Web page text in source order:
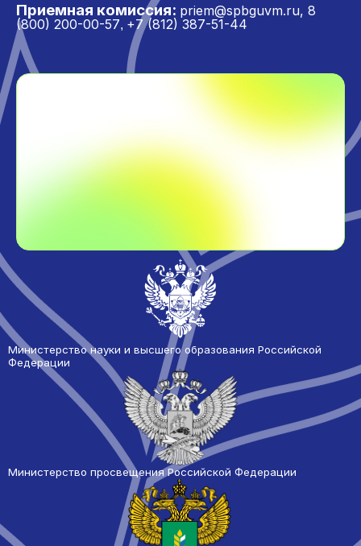
Приемная комиссия: priem@spbguvm.ru, 8
(800) 200-00-57, +7 (812) 387-51-44
Министерство науки и высшего образования Российской
Федерации
Министерство просвещения Российской Федерации